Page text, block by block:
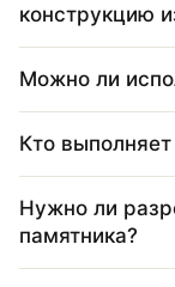
конструкцию
Можно ли
Кто
Нужно ли
памятника?